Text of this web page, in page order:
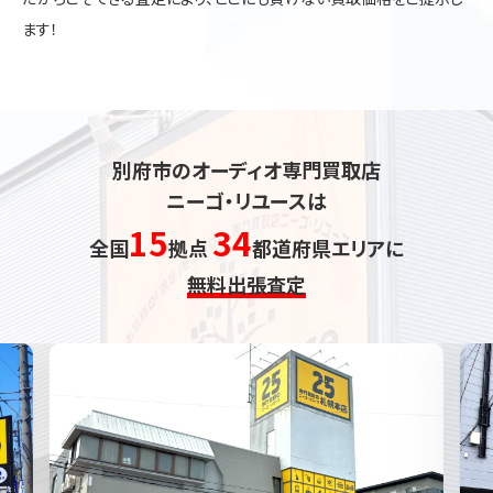
ます！
別府市のオーディオ専門買取店
ニーゴ・リユースは
全国15拠点 34都道府県エリアに
無料出張査定